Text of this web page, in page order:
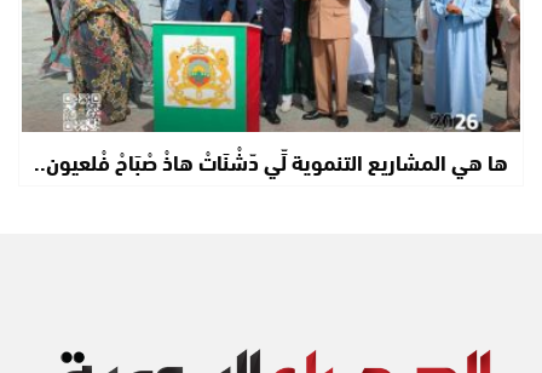
ها هي المشاريع التنموية لِّي دّشْنَاتْ هاذْ صْبَاحْ فْلعيون..